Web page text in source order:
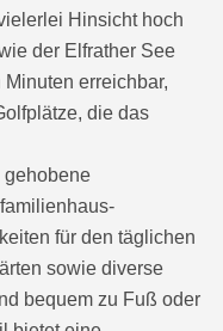
Hinsicht hoch
der Elfrather See
erreichbar,
die das
gehobene
für den täglichen
sowie diverse
bequem zu Fuß oder